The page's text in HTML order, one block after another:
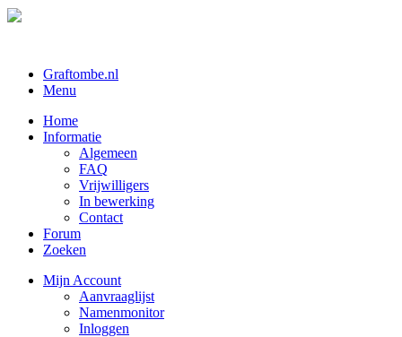
Graftombe.nl
Menu
Home
Informatie
Algemeen
FAQ
Vrijwilligers
In bewerking
Contact
Forum
Zoeken
Mijn Account
Aanvraaglijst
Namenmonitor
Inloggen